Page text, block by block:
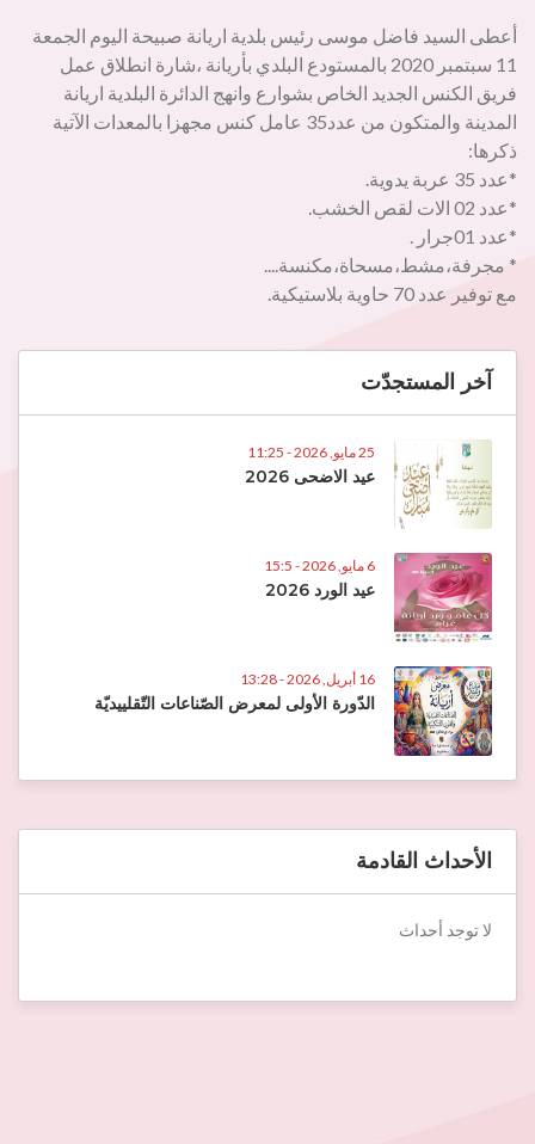
أعطى السيد فاضل موسى رئيس بلدية اريانة صبيحة اليوم الجمعة
11 سبتمبر 2020 بالمستودع البلدي بأريانة ،شارة انطلاق عمل
فريق الكنس الجديد الخاص بشوارع وانهج الدائرة البلدية اريانة
المدينة والمتكون من عدد35 عامل كنس مجهزا بالمعدات الآتية
ذكرها:
*عدد 35 عربة يدوية.
*عدد 02 الات لقص الخشب.
*عدد 01جرار .
* مجرفة،مشط،مسحاة،مكنسة....
مع توفير عدد 70 حاوية بلاستيكية.
آخر المستجدّت
25 مايو, 2026 - 11:25
عيد الاضحى 2026
6 مايو, 2026 - 15:5
عيد الورد 2026
16 أبريل, 2026 - 13:28
الدّورة الأولى لمعرض الصّناعات التّقلييديّة
الأحداث القادمة
لا توجد أحداث